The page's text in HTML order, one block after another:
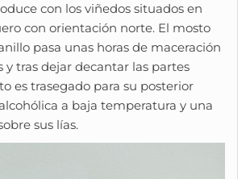
con los viñedos situados en
con orientación norte. El mosto
pasa unas horas de maceración
y tras dejar decantar las partes
es trasegado para su posterior
a baja temperatura y una
sus lías.